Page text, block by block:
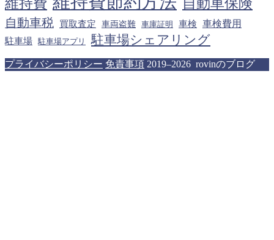
維持費 自動車保険
自動車税 買取査定 車両盗難 車庫証明 車検 車検費用
駐車場 駐車場アプリ 駐車場シェアリング
プライバシーポリシー 免責事項 2019–2026 rovinのブログ